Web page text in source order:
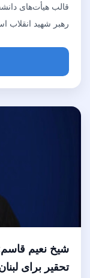
قالب هیأت‌های
رهبر شهید انقلاب
شیخ نعیم
تحقیر برای